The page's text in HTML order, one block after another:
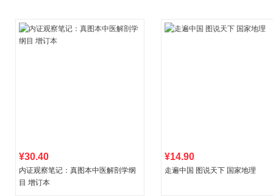
¥30.40
内证观察笔记：真图本中医解剖学纲
目 增订本
¥14.90
走遍中国 图说天下 国家地理